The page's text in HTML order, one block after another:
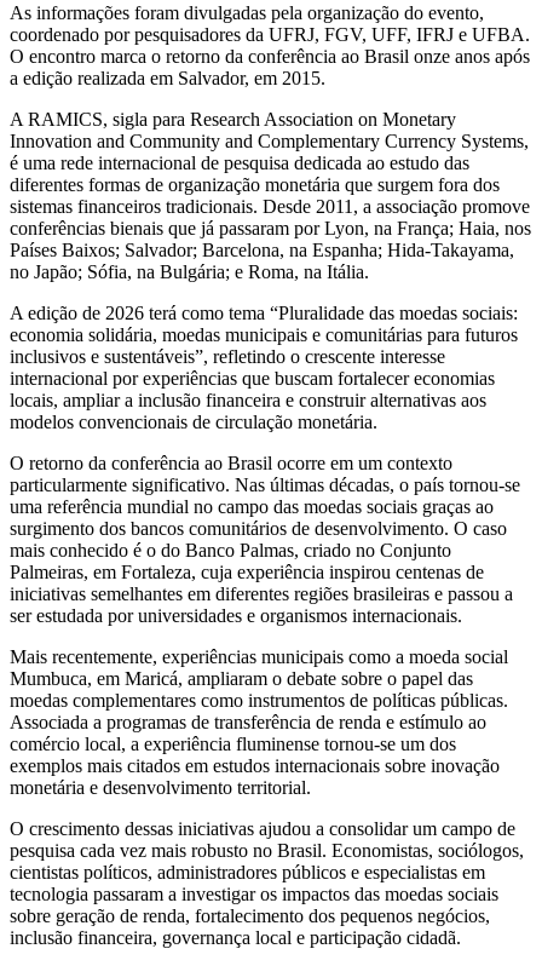
As informações foram divulgadas pela organização do evento,
coordenado por pesquisadores da UFRJ, FGV, UFF, IFRJ e UFBA.
O encontro marca o retorno da conferência ao Brasil onze anos após
a edição realizada em Salvador, em 2015.
A RAMICS, sigla para Research Association on Monetary
Innovation and Community and Complementary Currency Systems,
é uma rede internacional de pesquisa dedicada ao estudo das
diferentes formas de organização monetária que surgem fora dos
sistemas financeiros tradicionais. Desde 2011, a associação promove
conferências bienais que já passaram por Lyon, na França; Haia, nos
Países Baixos; Salvador; Barcelona, na Espanha; Hida-Takayama,
no Japão; Sófia, na Bulgária; e Roma, na Itália.
A edição de 2026 terá como tema “Pluralidade das moedas sociais:
economia solidária, moedas municipais e comunitárias para futuros
inclusivos e sustentáveis”, refletindo o crescente interesse
internacional por experiências que buscam fortalecer economias
locais, ampliar a inclusão financeira e construir alternativas aos
modelos convencionais de circulação monetária.
O retorno da conferência ao Brasil ocorre em um contexto
particularmente significativo. Nas últimas décadas, o país tornou-se
uma referência mundial no campo das moedas sociais graças ao
surgimento dos bancos comunitários de desenvolvimento. O caso
mais conhecido é o do Banco Palmas, criado no Conjunto
Palmeiras, em Fortaleza, cuja experiência inspirou centenas de
iniciativas semelhantes em diferentes regiões brasileiras e passou a
ser estudada por universidades e organismos internacionais.
Mais recentemente, experiências municipais como a moeda social
Mumbuca, em Maricá, ampliaram o debate sobre o papel das
moedas complementares como instrumentos de políticas públicas.
Associada a programas de transferência de renda e estímulo ao
comércio local, a experiência fluminense tornou-se um dos
exemplos mais citados em estudos internacionais sobre inovação
monetária e desenvolvimento territorial.
O crescimento dessas iniciativas ajudou a consolidar um campo de
pesquisa cada vez mais robusto no Brasil. Economistas, sociólogos,
cientistas políticos, administradores públicos e especialistas em
tecnologia passaram a investigar os impactos das moedas sociais
sobre geração de renda, fortalecimento dos pequenos negócios,
inclusão financeira, governança local e participação cidadã.